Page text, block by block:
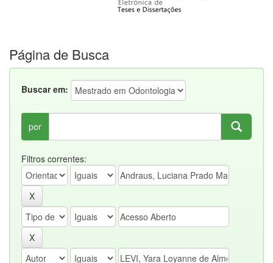
Página de Busca
Buscar em:
por
Filtros correntes: